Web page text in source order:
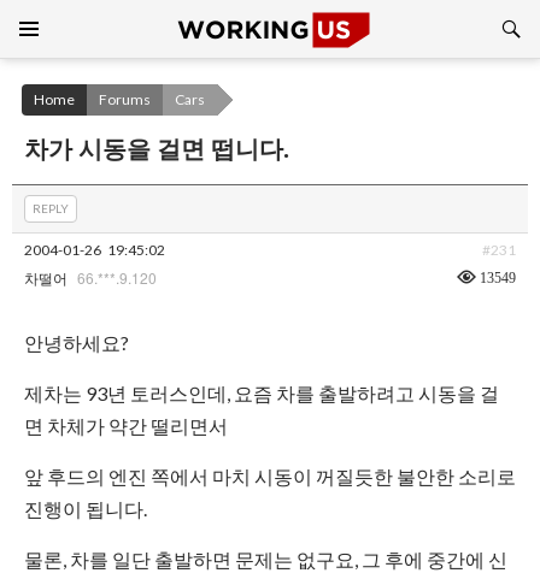
CONTENT
Home Forums Cars
차가 시동을 걸면 떱니다.
REPLY
2004-01-26 19:45:02 #231
차떨어 66.***.9.120 13549
안녕하세요?
제차는 93년 토러스인데, 요즘 차를 출발하려고 시동을 걸
면 차체가 약간 떨리면서
앞 후드의 엔진 쪽에서 마치 시동이 꺼질듯한 불안한 소리로
진행이 됩니다.
물론, 차를 일단 출발하면 문제는 없구요, 그 후에 중간에 신